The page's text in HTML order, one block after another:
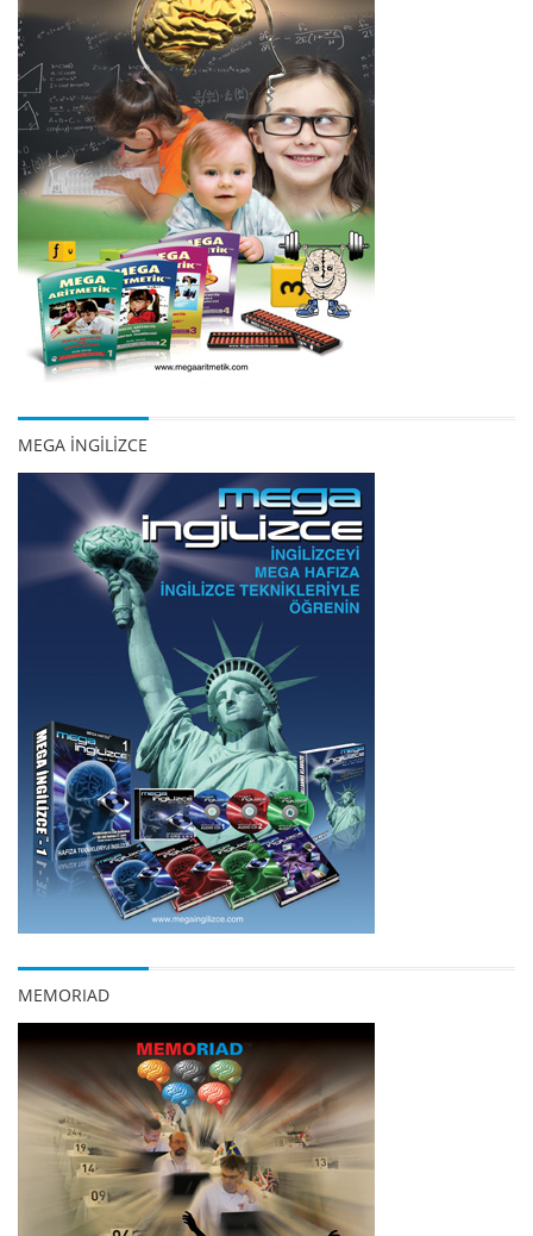
MEGA İNGİLİZCE
MEMORIAD